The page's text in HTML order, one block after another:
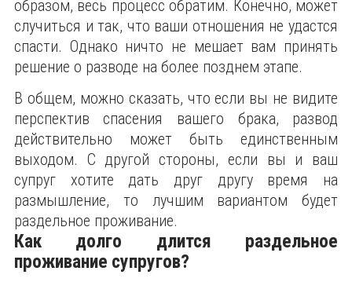
образом, весь процесс обратим. Конечно, может
случиться и так, что ваши отношения не удастся
спасти. Однако ничто не мешает вам принять
решение о разводе на более позднем этапе.
В общем, можно сказать, что если вы не видите
перспектив спасения вашего брака, развод
действительно может быть единственным
выходом. С другой стороны, если вы и ваш
супруг хотите дать друг другу время на
размышление, то лучшим вариантом будет
раздельное проживание.
Как долго длится раздельное
проживание супругов?